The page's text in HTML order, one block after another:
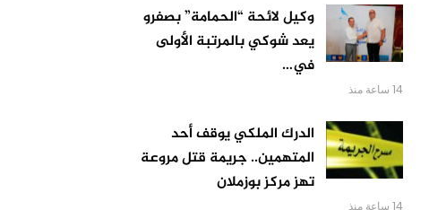
وكيل لائحة “الحمامة” بصفرو
يعد شوكي بالمرتبة الأولى
في…
14 ساعة منذ
الدرك الملكي يوقف أحد
المتهمين.. جريمة قتل مروعة
تهز مركز بوزملان
14 ساعة منذ